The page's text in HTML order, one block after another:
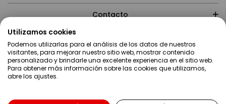
Contacto
Metódica.co
Utilizamos cookies
Podemos utilizarlas para el análisis de los datos de nuestros
visitantes, para mejorar nuestro sitio web, mostrar contenido
personalizado y brindarle una excelente experiencia en el sitio web.
Para obtener más información sobre las cookies que utilizamos,
abre los ajustes.